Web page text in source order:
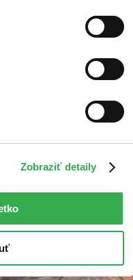
Zobraziť detaily